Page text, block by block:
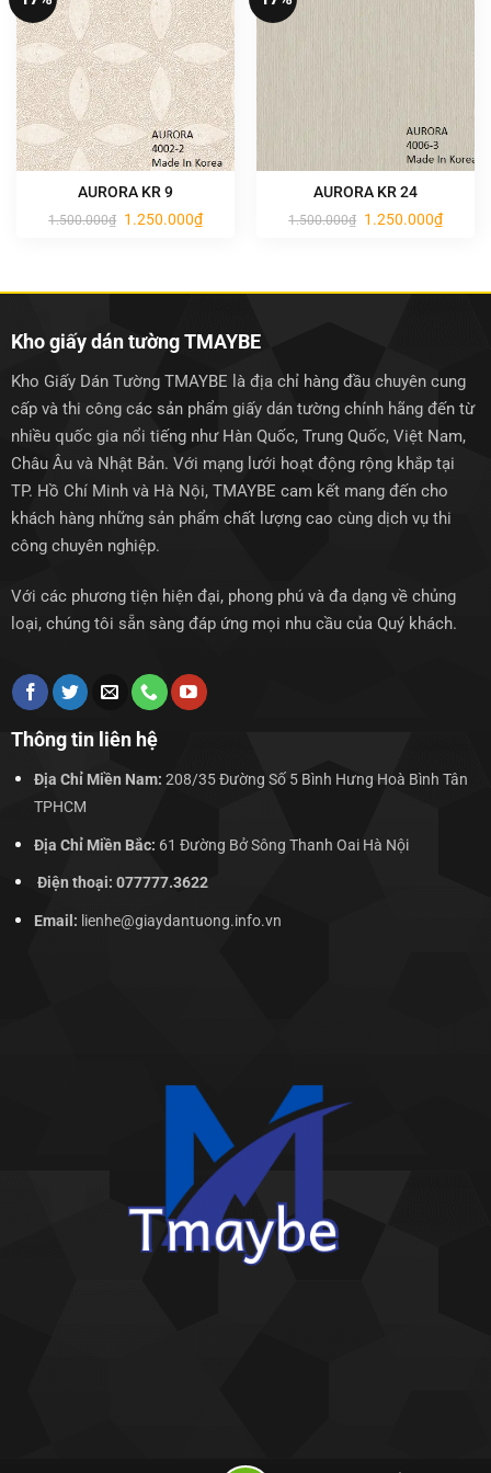
AURORA KR 9
1.500.000₫ Giá
gốc
1.250.000₫Giá
hiện
AURORA KR 24
1.500.000₫ Giá
gốc
1.250.000₫Giá
hiện
Kho giấy dán tường TMAYBE
Kho Giấy Dán Tường TMAYBE là địa chỉ hàng đầu chuyên cung
cấp và thi công các sản phẩm giấy dán tường chính hãng đến từ
nhiều quốc gia nổi tiếng như Hàn Quốc, Trung Quốc, Việt Nam,
Châu Âu và Nhật Bản. Với mạng lưới hoạt động rộng khắp tại
TP. Hồ Chí Minh và Hà Nội, TMAYBE cam kết mang đến cho
khách hàng những sản phẩm chất lượng cao cùng dịch vụ thi
công chuyên nghiệp.
Với các phương tiện hiện đại, phong phú và đa dạng về chủng
loại, chúng tôi sẵn sàng đáp ứng mọi nhu cầu của Quý khách.
Thông tin liên hệ
Địa Chỉ Miền Nam: 208/35 Đường Số 5 Bình Hưng Hoà Bình Tân
TPHCM
Địa Chỉ Miền Bắc: 61 Đường Bở Sông Thanh Oai Hà Nội
Điện thoại: 077777.3622
Email: lienhe@giaydantuong.info.vn